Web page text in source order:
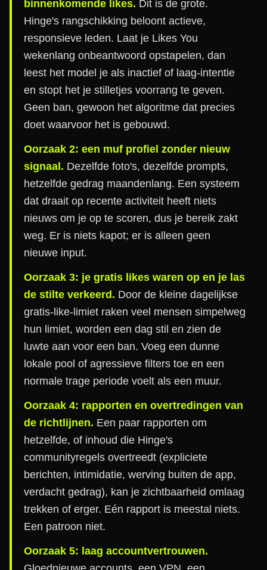
binnenkomende likes. Dit is de grote.
Hinge's rangschikking beloont actieve,
responsieve leden. Laat je Likes You
wekenlang onbeantwoord opstapelen, dan
leest het model je als inactief of laag-intentie
en stopt het je stilletjes voorrang te geven.
Geen ban, gewoon het algoritme dat precies
doet waarvoor het is gebouwd.
Oorzaak 2: een muf profiel zonder nieuw
signaal. Dezelfde foto's, dezelfde prompts,
hetzelfde gedrag maandenlang. Een systeem
dat draait op recente activiteit heeft niets
nieuws om je op te scoren, dus je bereik zakt
weg. Er is niets kapot; er is alleen geen
nieuwe input.
Oorzaak 3: je gratis likes waren op en je las
de stilte verkeerd. Door de kleine dagelijkse
gratis-like-limiet raken veel mensen simpelweg
hun limiet, worden een dag stil en zien de
luwte aan voor een ban. Voeg een dunne
lokale pool of agressieve filters toe en een
normale trage periode voelt als een muur.
Oorzaak 4: rapporten en overtredingen van
de richtlijnen. Een paar rapporten om
hetzelfde, of inhoud die Hinge's
communityregels overtreedt (expliciete
berichten, intimidatie, werving buiten de app,
verdacht gedrag), kan je zichtbaarheid omlaag
trekken of erger. Eén rapport is meestal niets.
Een patroon niet.
Oorzaak 5: laag accountvertrouwen.